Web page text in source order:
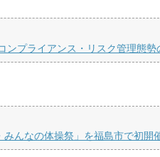
プライアンス・リスク管理態
んなの体操祭」を福島市で初開